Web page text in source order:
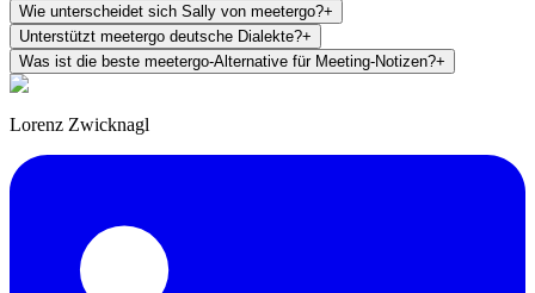
Wie unterscheidet sich Sally von meetergo?+
Unterstützt meetergo deutsche Dialekte?+
Was ist die beste meetergo-Alternative für Meeting-Notizen?+
Lorenz Zwicknagl